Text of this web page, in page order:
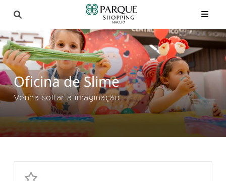
Oficina de Slime
Venha soltar a imaginação